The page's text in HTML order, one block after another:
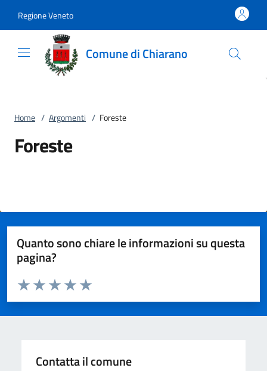
Regione Veneto
Comune di Chiarano
Home / Argomenti / Foreste
Foreste
Quanto sono chiare le informazioni su questa
pagina?
Domanda
Valuta da 1 a 5 stelle la pagina
Valuta 5 stelle su 5
Valuta 4 stelle su 5
Valuta 3 stelle su 5
Valuta 2 stelle su 5
Valuta 1 stelle su 5
Contatta il comune